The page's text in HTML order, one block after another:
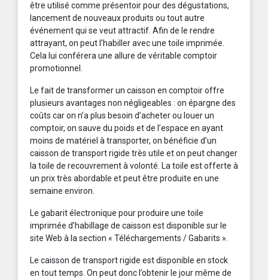
être utilisé comme présentoir pour des dégustations,
lancement de nouveaux produits ou tout autre
événement qui se veut attractif. Afin de le rendre
attrayant, on peut l’habiller avec une toile imprimée.
Cela lui conférera une allure de véritable comptoir
promotionnel.
Le fait de transformer un caisson en comptoir offre
plusieurs avantages non négligeables : on épargne des
coûts car on n’a plus besoin d’acheter ou louer un
comptoir, on sauve du poids et de l’espace en ayant
moins de matériel à transporter, on bénéficie d’un
caisson de transport rigide très utile et on peut changer
la toile de recouvrement à volonté. La toile est offerte à
un prix très abordable et peut être produite en une
semaine environ.
Le gabarit électronique pour produire une toile
imprimée d’habillage de caisson est disponible sur le
site Web à la section « Téléchargements / Gabarits ».
Le caisson de transport rigide est disponible en stock
en tout temps. On peut donc l’obtenir le jour même de